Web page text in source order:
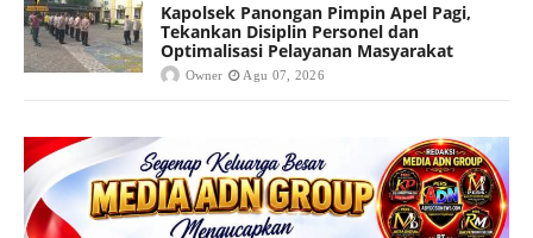
Kapolsek Panongan Pimpin Apel Pagi,
Tekankan Disiplin Personel dan
Optimalisasi Pelayanan Masyarakat
Owner Agu 07, 2026